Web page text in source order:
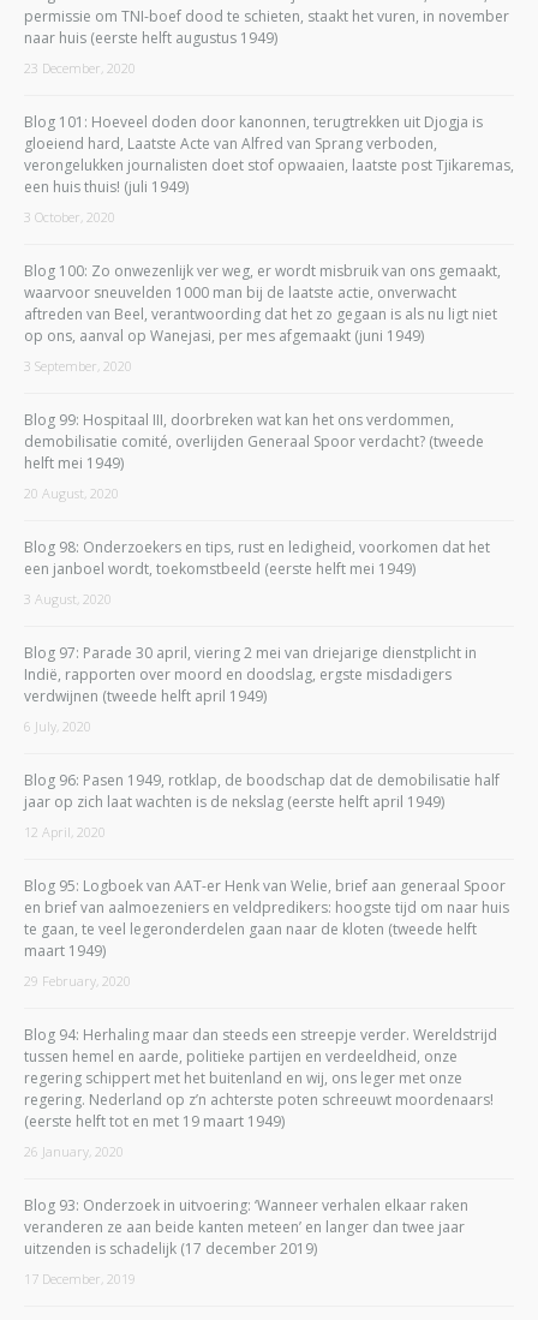
permissie om TNI-boef dood te schieten, staakt het vuren, in november
naar huis (eerste helft augustus 1949)
23 December, 2020
Blog 101: Hoeveel doden door kanonnen, terugtrekken uit Djogja is
gloeiend hard, Laatste Acte van Alfred van Sprang verboden,
verongelukken journalisten doet stof opwaaien, laatste post Tjikaremas,
een huis thuis! (juli 1949)
3 October, 2020
Blog 100: Zo onwezenlijk ver weg, er wordt misbruik van ons gemaakt,
waarvoor sneuvelden 1000 man bij de laatste actie, onverwacht
aftreden van Beel, verantwoording dat het zo gegaan is als nu ligt niet
op ons, aanval op Wanejasi, per mes afgemaakt (juni 1949)
3 September, 2020
Blog 99: Hospitaal III, doorbreken wat kan het ons verdommen,
demobilisatie comité, overlijden Generaal Spoor verdacht? (tweede
helft mei 1949)
20 August, 2020
Blog 98: Onderzoekers en tips, rust en ledigheid, voorkomen dat het
een janboel wordt, toekomstbeeld (eerste helft mei 1949)
3 August, 2020
Blog 97: Parade 30 april, viering 2 mei van driejarige dienstplicht in
Indië, rapporten over moord en doodslag, ergste misdadigers
verdwijnen (tweede helft april 1949)
6 July, 2020
Blog 96: Pasen 1949, rotklap, de boodschap dat de demobilisatie half
jaar op zich laat wachten is de nekslag (eerste helft april 1949)
12 April, 2020
Blog 95: Logboek van AAT-er Henk van Welie, brief aan generaal Spoor
en brief van aalmoezeniers en veldpredikers: hoogste tijd om naar huis
te gaan, te veel legeronderdelen gaan naar de kloten (tweede helft
maart 1949)
29 February, 2020
Blog 94: Herhaling maar dan steeds een streepje verder. Wereldstrijd
tussen hemel en aarde, politieke partijen en verdeeldheid, onze
regering schippert met het buitenland en wij, ons leger met onze
regering. Nederland op z’n achterste poten schreeuwt moordenaars!
(eerste helft tot en met 19 maart 1949)
26 January, 2020
Blog 93: Onderzoek in uitvoering: ‘Wanneer verhalen elkaar raken
veranderen ze aan beide kanten meteen’ en langer dan twee jaar
uitzenden is schadelijk (17 december 2019)
17 December, 2019